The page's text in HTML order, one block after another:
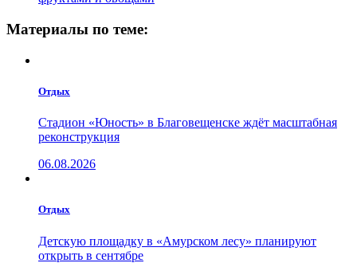
Материалы по теме:
Отдых
Стадион «Юность» в Благовещенске ждёт масштабная
реконструкция
06.08.2026
Отдых
Детскую площадку в «Амурском лесу» планируют
открыть в сентябре